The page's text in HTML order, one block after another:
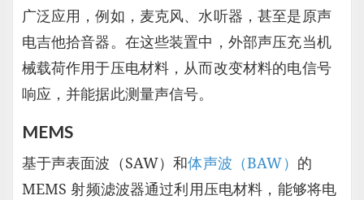
广泛应用，例如，麦克风、水听器，甚至是原声
电吉他拾音器。在这些装置中，外部声压充当机
械载荷作用于压电材料，从而改变材料的电信号
响应，并能据此测量声信号。
MEMS
基于声表面波（SAW）和体声波（BAW） 的
MEMS 射频滤波器通过利用压电材料，能够将电